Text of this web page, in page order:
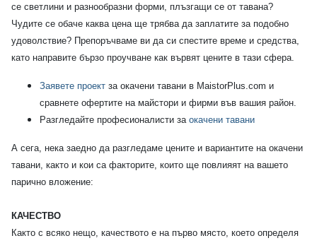
се светлини и разнообразни форми, плъзгащи се от тавана?
Чудите се обаче каква цена ще трябва да заплатите за подобно
удоволствие? Препоръчваме ви да си спестите време и средства,
като направите бързо проучване как вървят цените в тази сфера.
Заявете проект за окачени тавани в MaistorPlus.com и
сравнете офертите на майстори и фирми във вашия район.
Разгледайте професионалисти за окачени тавани
А сега, нека заедно да разгледаме цените и вариантите на окачени
тавани, както и кои са факторите, които ще повлияят на вашето
парично вложение:
КАЧЕСТВО
Както с всяко нещо, качеството е на първо място, което определя